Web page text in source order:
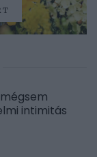
intimitás